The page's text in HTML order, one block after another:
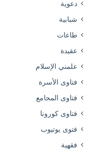
دعوية
شبابية
طاعات
عقيدة
علمني الإسلام
فتاوى الأسرة
فتاوى المجامع
فتاوى كورونا
فتوى يوتيوب
فقهية